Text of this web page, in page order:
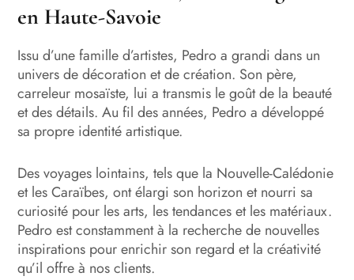
en Haute-Savoie
Issu d’une famille d’artistes, Pedro a grandi dans un
univers de décoration et de création. Son père,
carreleur mosaïste, lui a transmis le goût de la beauté
et des détails. Au fil des années, Pedro a développé
sa propre identité artistique.
Des voyages lointains, tels que la Nouvelle-Calédonie
et les Caraïbes, ont élargi son horizon et nourri sa
curiosité pour les arts, les tendances et les matériaux.
Pedro est constamment à la recherche de nouvelles
inspirations pour enrichir son regard et la créativité
qu’il offre à nos clients.